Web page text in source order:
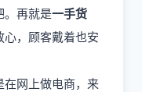
。再就是一手货
心，顾客戴着也安
在网上做电商，来